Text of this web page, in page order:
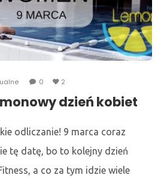
0 2
dzień kobiet
odliczanie! 9 marca coraz
tę datę, bo to kolejny dzień
a co za tym idzie wiele